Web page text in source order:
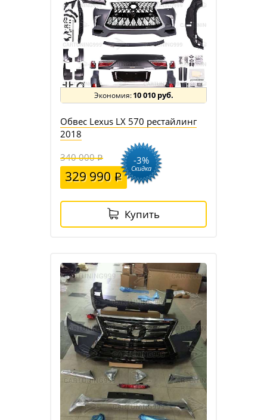
10 010 руб.
Обвес Lexus LX 570 рестайлинг
2018
340 000
329 990
-3%
Скидка
Купить